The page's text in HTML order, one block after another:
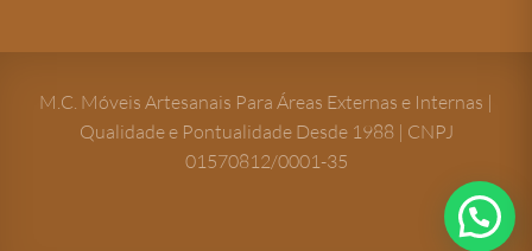
M.C. Móveis Artesanais Para Áreas Externas e Internas |
Qualidade e Pontualidade Desde 1988 | CNPJ
01570812/0001-35